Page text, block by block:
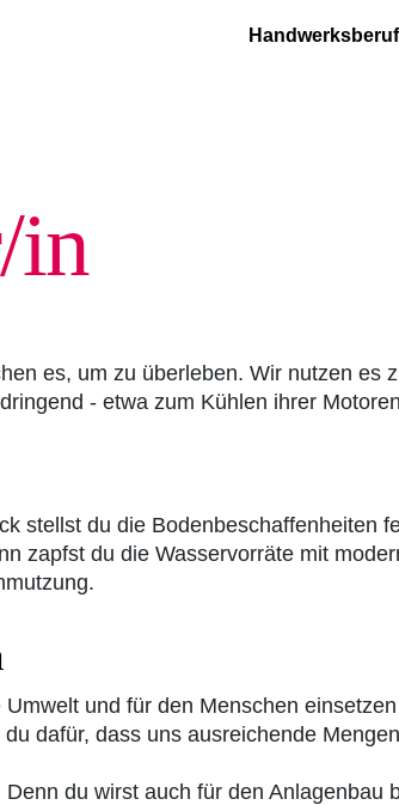
in
es, um zu überleben. Wir nutzen es
- etwa zum Kühlen ihrer
stellst du die Bodenbeschaffenheiten
zapfst du die Wasservorräte mit
und für den Menschen
dafür, dass uns ausreichende
du wirst auch für den